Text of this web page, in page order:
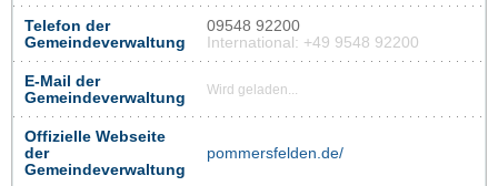
Telefon der
Gemeindeverwaltung
09548 92200
International: +49 9548 92200
E-Mail der
Gemeindeverwaltung
Wird geladen...
Offizielle Webseite
der
Gemeindeverwaltung
pommersfelden.de/